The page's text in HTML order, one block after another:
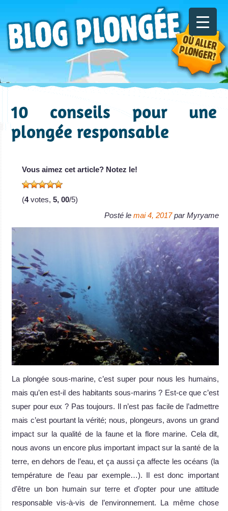
10 conseils pour une
plongée responsable
Vous aimez cet article? Notez le!
(4votes, 5, 00/5)
Posté le mai 4, 2017 parMyryame
La plongée sous-marine, c’est super pour nous les humains,
mais qu’en est-il des habitants sous-marins ? Est-ce que c’est
super pour eux ? Pas toujours. Il n’est pas facile de l’admettre
mais c’est pourtant la vérité; nous, plongeurs, avons un grand
impact sur la qualité de la faune et la flore marine. Cela dit,
nous avons un encore plus important impact sur la santé de la
terre, en dehors de l’eau, et ça aussi ça affecte les océans (la
température de l’eau par exemple…). Il est donc important
d’être un bon humain sur terre et d’opter pour une attitude
responsable vis-à-vis de l’environnement. La même chose